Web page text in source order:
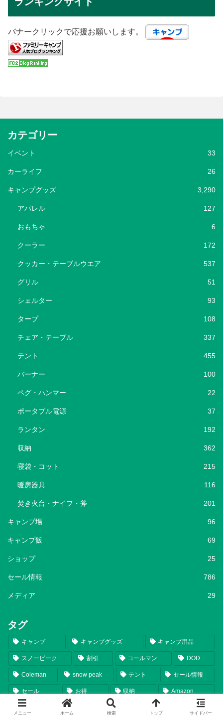
バナークリックで応援お願いします。
カテゴリー
イベント 33
カーライフ 26
キャンプグッズ 3,290
アパレル 127
おもちゃ 6
クーラー 172
クッカー・テーブルウエア 537
グリル 51
シェルター 93
タープ 108
チェア・テーブル 337
テント 455
バーナー 100
ペグ・ハンマー 22
ポータブル電源 37
ランタン 192
収納 362
寝袋・コット 215
暖房器具 116
焚き火台・ナイフ・斧 201
キャンプ場 96
キャンプ飯 69
ショップ 25
セール情報 786
メディア 29
タグ
キャンプ キャンプグッズ キャンプ用品
スノーピーク 割引 コールマン DOD
Coleman snow peak テント セール情報
セール お得 収納 Amazon
タイムセール祭り タイムセール アウトドア 付録
メニュー ホーム 検索 トップ サイドバー